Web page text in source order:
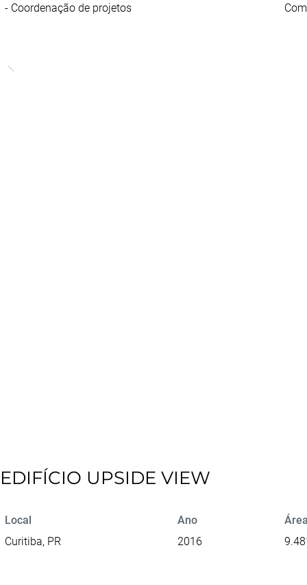
- Coordenação de projetos
EDIFÍCIO UPSIDE VIEW
Local
Curitiba, PR
Ano
2016